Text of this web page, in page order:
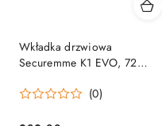
Wkładka drzwiowa
Securemme K1 EVO, 72
chrom
(0)